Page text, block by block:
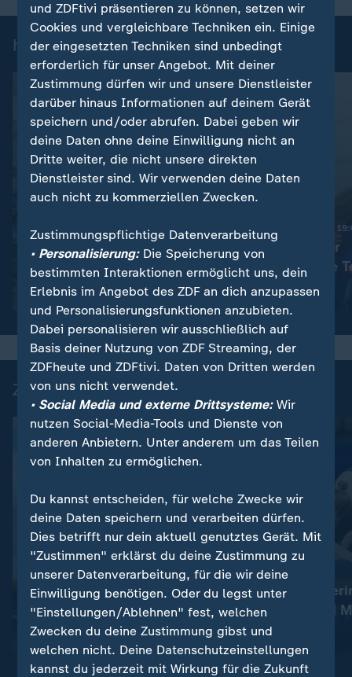
heute 19:00 Uhr: Einzelbeiträge
Nachrichten | heute 19:00 Uhr
Viele Tote in der Ukraine
Video1:42
Nachrichten | heute
Haftstrafen für
rechtsextreme
Video1:42
Zuletzt auf ZDFheute veröffentlicht
Neue Infos zum Flugobjekt:
Drohnen-Vorfall in Leipzig:
Experte sieht "Supergau"
mit Video 1:34
Schwimm-EM
Hentschel und
Bronzemit Video
und ZDFtivi präsentieren zu können, setzen wir
Cookies und vergleichbare Techniken ein. Einige
der eingesetzten Techniken sind unbedingt
erforderlich für unser Angebot. Mit deiner
Zustimmung dürfen wir und unsere Dienstleister
darüber hinaus Informationen auf deinem Gerät
speichern und/oder abrufen. Dabei geben wir
deine Daten ohne deine Einwilligung nicht an
Dritte weiter, die nicht unsere direkten
Dienstleister sind. Wir verwenden deine Daten
auch nicht zu kommerziellen Zwecken.
Zustimmungspflichtige Datenverarbeitung
• Personalisierung:Die Speicherung von
bestimmten Interaktionen ermöglicht uns, dein
Erlebnis im Angebot des ZDF an dich anzupassen
und Personalisierungsfunktionen anzubieten.
Dabei personalisieren wir ausschließlich auf
Basis deiner Nutzung von ZDF Streaming, der
ZDFheute und ZDFtivi. Daten von Dritten werden
von uns nicht verwendet.
• Social Media und externe Drittsysteme:Wir
nutzen Social-Media-Tools und Dienste von
anderen Anbietern. Unter anderem um das Teilen
von Inhalten zu ermöglichen.
Du kannst entscheiden, für welche Zwecke wir
deine Daten speichern und verarbeiten dürfen.
Dies betrifft nur dein aktuell genutztes Gerät. Mit
"Zustimmen" erklärst du deine Zustimmung zu
unserer Datenverarbeitung, für die wir deine
Einwilligung benötigen. Oder du legst unter
"Einstellungen/Ablehnen" fest, welchen
Zwecken du deine Zustimmung gibst und
welchen nicht. Deine Datenschutzeinstellungen
kannst du jederzeit mit Wirkung für die Zukunft